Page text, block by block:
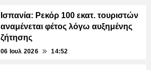
Ισπανία: Ρεκόρ 100 εκατ. τουριστών
αναμένεται φέτος λόγω αυξημένης
ζήτησης
06 Ιουλ 2026 14:52